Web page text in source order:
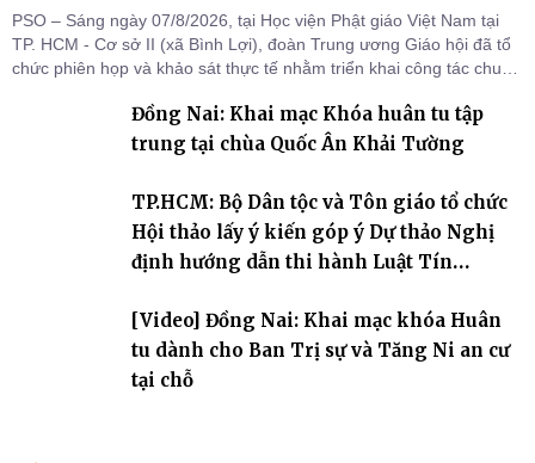
PSO – Sáng ngày 07/8/2026, tại Học viện Phật giáo Việt Nam tại
TP. HCM - Cơ sở II (xã Bình Lợi), đoàn Trung ương Giáo hội đã tổ
chức phiên họp và khảo sát thực tế nhằm triển khai công tác chuẩn
Đồng Nai: Khai mạc Khóa huân tu tập
trung tại chùa Quốc Ân Khải Tường
TP.HCM: Bộ Dân tộc và Tôn giáo tổ chức
Hội thảo lấy ý kiến góp ý Dự thảo Nghị
định hướng dẫn thi hành Luật Tín
[Video] Đồng Nai: Khai mạc khóa Huân
tu dành cho Ban Trị sự và Tăng Ni an cư
tại chỗ